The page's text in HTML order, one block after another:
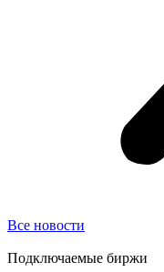
Все новости
Подключаемые биржи